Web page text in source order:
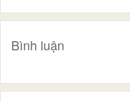
Bình luận